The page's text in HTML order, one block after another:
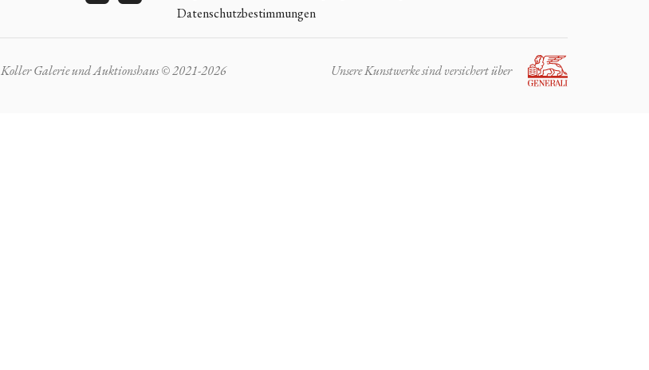
Datenschutzbestimmungen
Koller Galerie und Auktionshaus © 2021-2026 Unsere Kunstwerke sind versichert über